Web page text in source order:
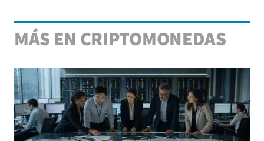
MÁS EN CRIPTOMONEDAS